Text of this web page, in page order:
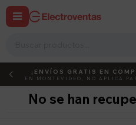

DEBUT
¡ENVÍOS GRATIS EN
EN MONTEVIDEO, NO APLICA
No se han